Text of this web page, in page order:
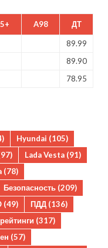
A98 ДТ
89.99
89.90
78.95
Hyundai (105)
Lada Vesta (91)
(78)
Безопасность (209)
(49) ПДД (136)
(317)
(57)